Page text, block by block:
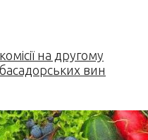
на другому
вин